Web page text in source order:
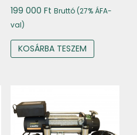
199 000 Ft Bruttó (27% ÁFA-
val)
KOSÁRBA TESZEM